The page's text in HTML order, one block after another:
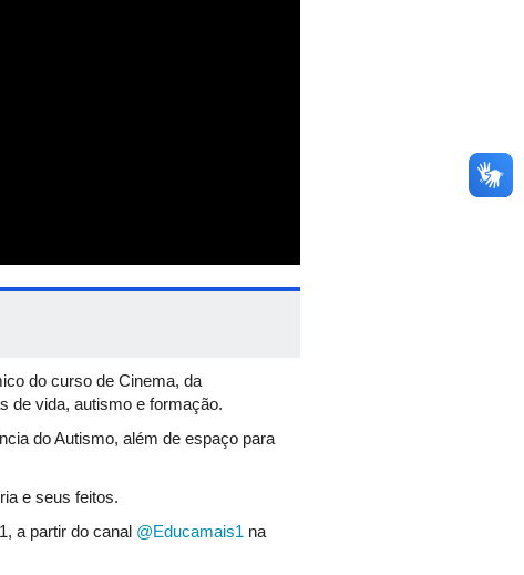
do curso de Cinema, da
de vida, autismo e formação.
do Autismo, além de espaço para
e seus feitos.
a partir do canal @Educamais1 na